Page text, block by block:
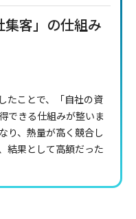
客」の仕組み
たことで、「自社の資
できる仕組みが整いま
り、熱量が高く競合し
結果として高額だった